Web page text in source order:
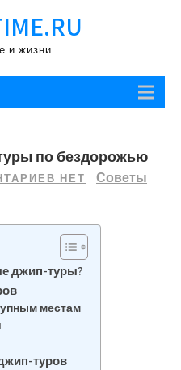
и жизни
по бездорожью
НЕТ
Советы
джип-туры?
местам
туров